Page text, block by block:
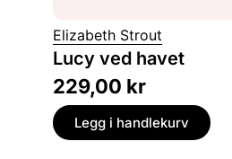
Elizabeth Strout
Lucy ved havet
229,00 kr
Legg i handlekurv